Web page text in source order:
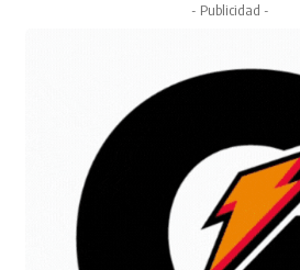
- Publicidad -